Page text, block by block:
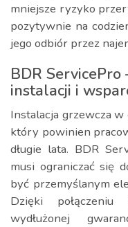
mniejsze ryzyko
pozytywnie na
jego odbiór przez
BDR ServicePro
instalacji i
Instalacja grzewcza
który powinien
długie lata. BDR
musi ograniczać się
być przemyślanym
Dzięki połączeniu
wydłużonej